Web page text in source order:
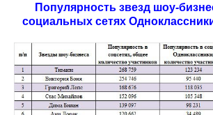
Популярность звезд шоу-
социальных сетях